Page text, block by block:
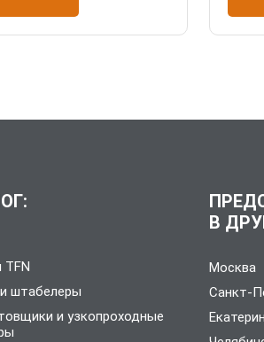
TFN
штабелеры
и узкопроходные
В
Москва
Санкт-